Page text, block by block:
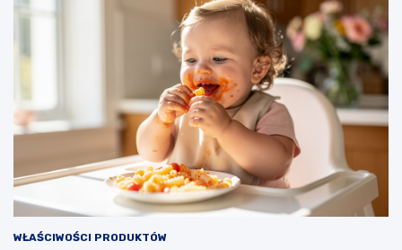
WŁAŚCIWOŚCI PRODUKTÓW